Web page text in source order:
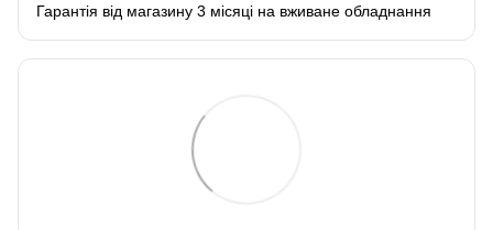
Гарантія від магазину 3 місяці на вживане обладнання